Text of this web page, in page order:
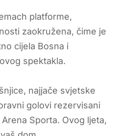
platforme,
zaokružena, čime je
cijela Bosna i
spektakla.
najjače svjetske
golovi rezervisani
Sporta. Ovog ljeta,